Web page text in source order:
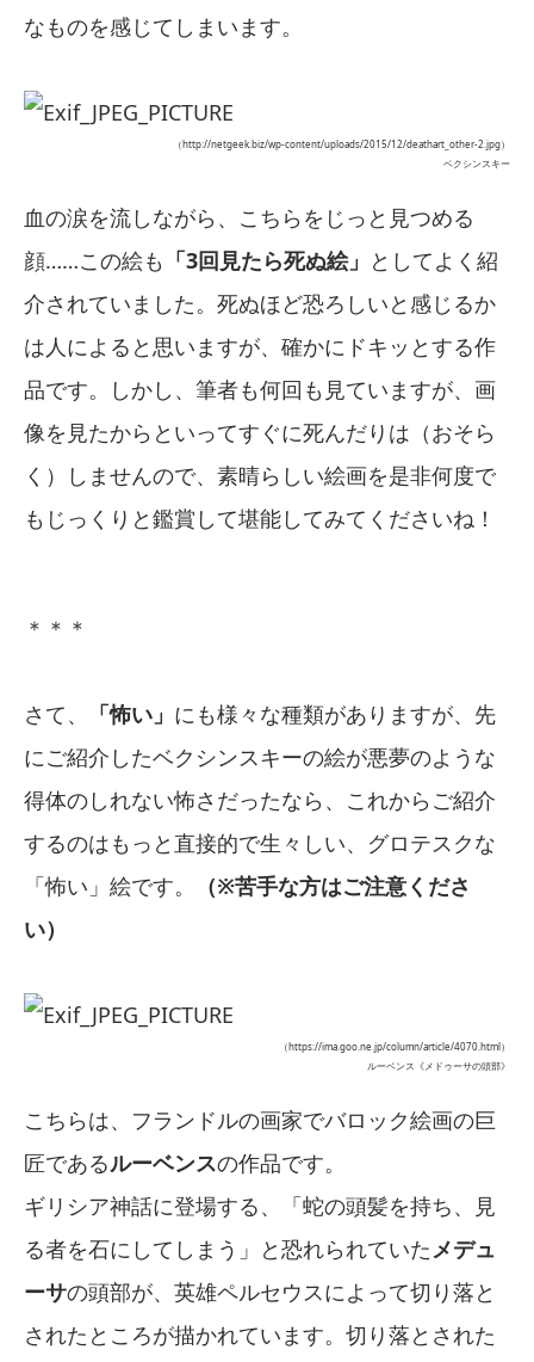
なものを感じてしまいます。
（http://netgeek.biz/wp-content/uploads/2015/12/deathart_other-2.jpg）
ベクシンスキー
血の涙を流しながら、こちらをじっと見つめる
顔……この絵も 「3回見たら死ぬ絵」 としてよく紹
介されていました。死ぬほど恐ろしいと感じるか
は人によると思いますが、確かにドキッとする作
品です。しかし、筆者も何回も見ていますが、画
像を見たからといってすぐに死んだりは（おそら
く）しませんので、素晴らしい絵画を是非何度で
もじっくりと鑑賞して堪能してみてくださいね！
＊＊＊
さて、 「怖い」 にも様々な種類がありますが、先
にご紹介したベクシンスキーの絵が悪夢のような
得体のしれない怖さだったなら、これからご紹介
するのはもっと直接的で生々しい、グロテスクな
「怖い」絵です。
（※苦手な方はご注意くださ
い）
（https://ima.goo.ne.jp/column/article/4070.html）
ルーベンス《メドゥーサの頭部》
こちらは、フランドルの画家でバロック絵画の巨
匠であるルーベンスの作品です。
ギリシア神話に登場する、「蛇の頭髪を持ち、見
る者を石にしてしまう」と恐れられていたメデュ
ーサの頭部が、英雄ペルセウスによって切り落と
されたところが描かれています。切り落とされた